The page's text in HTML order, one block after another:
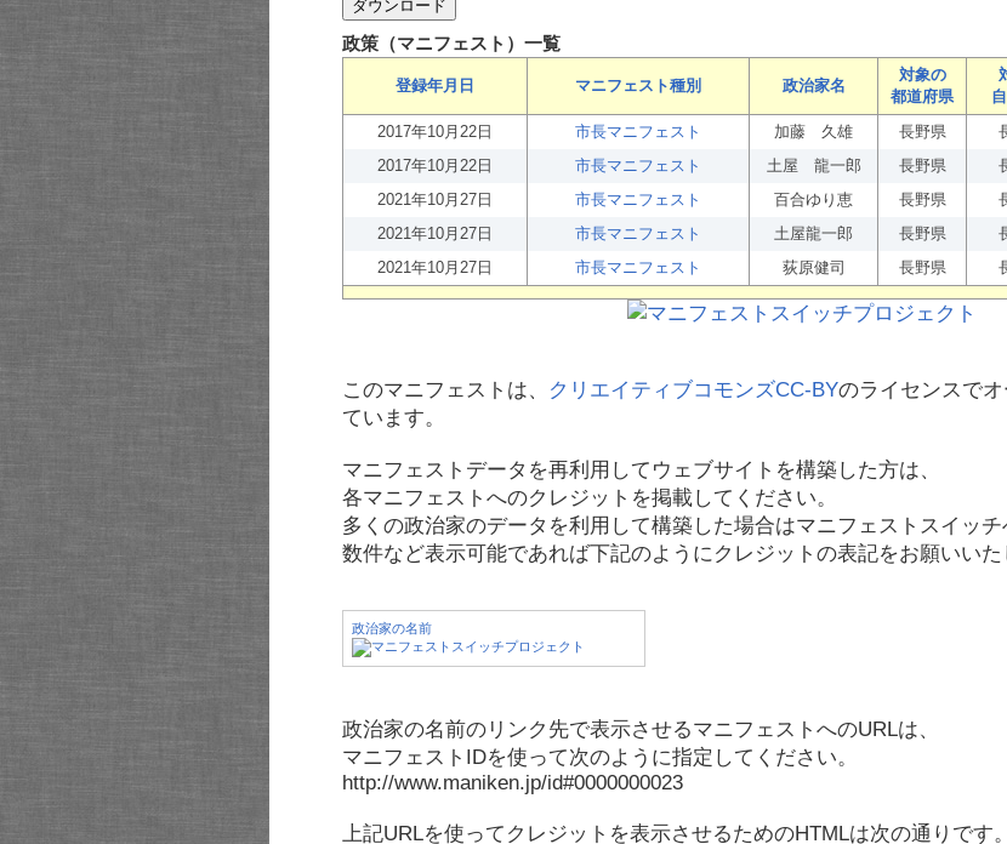
政策（マニフェスト）一覧
登録年月日 マニフェスト種別 政治家名
対象の
都道府県
2017年10月22日
市長マニフェスト 加藤 久雄 長野県
2017年10月22日
市長マニフェスト 土屋 龍一郎 長野県
2021年10月27日
市長マニフェスト 百合ゆり恵 長野県
2021年10月27日
市長マニフェスト 土屋龍一郎 長野県
2021年10月27日
市長マニフェスト 荻原健司 長野県
このマニフェストは、 クリエイティブコモンズCC-BYのライセンスで
ています。
マニフェストデータを再利用してウェブサイトを構築した方は、
各マニフェストへのクレジットを掲載してください。
多くの政治家のデータを利用して構築した場合はマニフェストスイッチ
数件など表示可能であれば下記のようにクレジットの表記をお願いいた
政治家の名前
政治家の名前のリンク先で表示させるマニフェストへのURLは、
マニフェストIDを使って次のように指定してください。
http://www.maniken.jp/id#0000000023
上記URLを使ってクレジットを表示させるためのHTMLは次の通りです。